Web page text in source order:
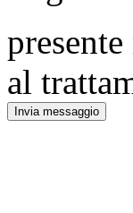
al
Invia messaggio